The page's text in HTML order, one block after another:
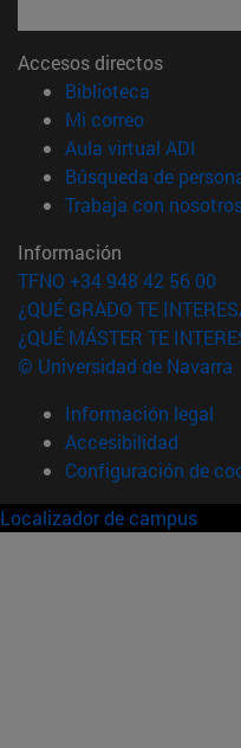
Accesos directos
Biblioteca
Mi correo(abre en
Aula virtual ADI
Búsqueda de
Trabaja con
Información
TFNO +34 948 42 56 00
¿QUÉ GRADO TE
¿QUÉ MÁSTER TE
© Universidad de Navarra
Información legal
Accesibilidad
Configuración de
Localizador de campus